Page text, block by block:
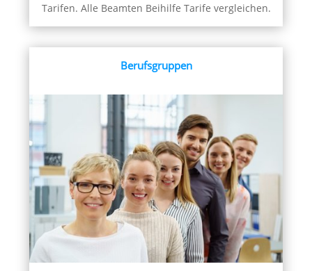
Tarifen. Alle Beamten Beihilfe Tarife vergleichen.
Berufsgruppen